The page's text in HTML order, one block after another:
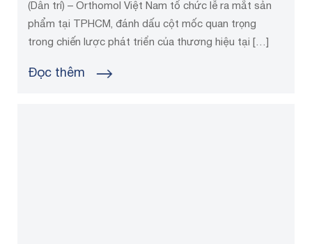
(Dân trí) – Orthomol Việt Nam tổ chức lễ ra mắt sản
phẩm tại TPHCM, đánh dấu cột mốc quan trọng
trong chiến lược phát triển của thương hiệu tại […]
Đọc thêm